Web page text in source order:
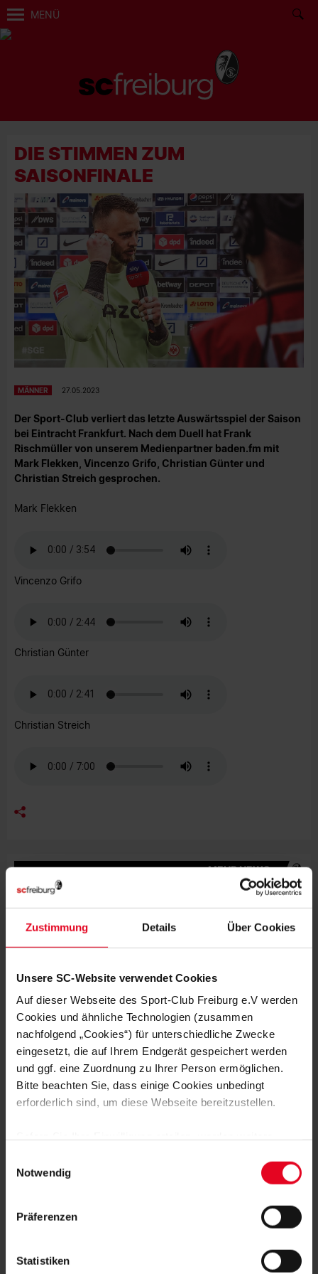
Zustimmung Details Über Cookies
Unsere SC-Website verwendet Cookies
Auf dieser Webseite des Sport-Club Freiburg e.V werden
Cookies und ähnliche Technologien (zusammen
nachfolgend „Cookies“) für unterschiedliche Zwecke
eingesetzt, die auf Ihrem Endgerät gespeichert werden
und ggf. eine Zuordnung zu Ihrer Person ermöglichen.
Bitte beachten Sie, dass einige Cookies unbedingt
erforderlich sind, um diese Webseite bereitzustellen.
Daten von Ihnen (z.B. persönlichen Identifikatoren oder
IP-Adressen) verarbeitet werden. Durch Klicken auf den
Speicherung aller aufgeführten Cookies und der
Daten für die unten jeweils angegebene Zwecke gem. §
Notwendig
Präferenzen
Statistiken
MENÜ
DIE STIMMEN ZUM
SAISONFINALE
MÄNNER 27.05.2023
Der Sport-Club verliert das letzte Auswärtsspiel der Saison
bei Eintracht Frankfurt. Nach dem Duell hat Frank
Rischmüller von unserem Medienpartner baden.fm mit
Mark Flekken, Vincenzo Grifo, Christian Günter und
Christian Streich gesprochen.
Mark Flekken
Vincenzo Grifo
Christian Günter
Christian Streich
MEHR NEWS
LISA KARL ALS KAPITÄNIN BESTÄTIGT
VINCZE TREFFEN BEIM TEST
FRAUEN & MÄDCHEN 05.08.2026
VIER SCHWEIZERINNEN IN
ÖSTERREICH – EIN INTERVIEW
FRAUEN & MÄDCHEN 01.08.2026
BORBÁLA VINCZE VERSTÄRKT DEN
SPORT-CLUB
KANTERSIEG IM TEST GEGEN DEN FC